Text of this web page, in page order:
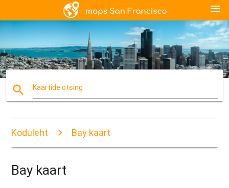
menu
search Kaartide otsing
Koduleht Bay kaart
Bay kaart